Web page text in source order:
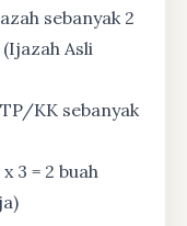
sebanyak 2
Asli
KK sebanyak
3 = 2 buah